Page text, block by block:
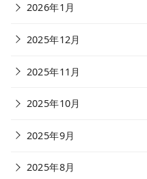
2026年1月
2025年12月
2025年11月
2025年10月
2025年9月
2025年8月